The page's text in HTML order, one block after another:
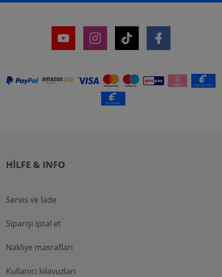
HILFE & INFO
Servis ve İade
Siparişi iptal et
Nakliye masrafları
Kullanıcı kılavuzları